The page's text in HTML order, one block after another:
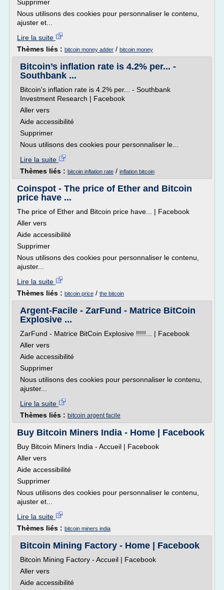
Supprimer
Nous utilisons des cookies pour personnaliser le contenu,
ajuster et...
Lire la suite
Thèmes liés : bitcoin money adder / bitcoin money
Bitcoin’s inflation rate is 4.2% per... -
Southbank ...
Bitcoin's inflation rate is 4.2% per... - Southbank
Investment Research | Facebook
Aller vers
Aide accessibilité
Supprimer
Nous utilisons des cookies pour personnaliser le...
Lire la suite
Thèmes liés : bitcoin inflation rate / inflation bitcoin
Coinspot - The price of Ether and Bitcoin
price have ...
The price of Ether and Bitcoin price have... | Facebook
Aller vers
Aide accessibilité
Supprimer
Nous utilisons des cookies pour personnaliser le contenu,
ajuster...
Lire la suite
Thèmes liés : bitcoin price / the bitcoin
Argent-Facile - ZarFund - Matrice BitCoin
Explosive ...
ZarFund - Matrice BitCoin Explosive !!!!!... | Facebook
Aller vers
Aide accessibilité
Supprimer
Nous utilisons des cookies pour personnaliser le contenu,
ajuster...
Lire la suite
Thèmes liés : bitcoin argent facile
Buy Bitcoin Miners India - Home | Facebook
Buy Bitcoin Miners India - Accueil | Facebook
Aller vers
Aide accessibilité
Supprimer
Nous utilisons des cookies pour personnaliser le contenu,
ajuster et...
Lire la suite
Thèmes liés : bitcoin miners india
Bitcoin Mining Factory - Home | Facebook
Bitcoin Mining Factory - Accueil | Facebook
Aller vers
Aide accessibilité